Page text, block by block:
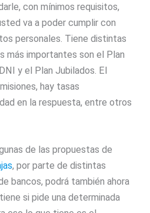
con mínimos requisitos,
va a poder cumplir con
personales. Tiene distintas
más importantes son el Plan
y el Plan Jubilados. El
hay tasas
en la respuesta, entre otros
de las propuestas de
, por parte de distintas
bancos, podrá también ahora
si pide una determinada